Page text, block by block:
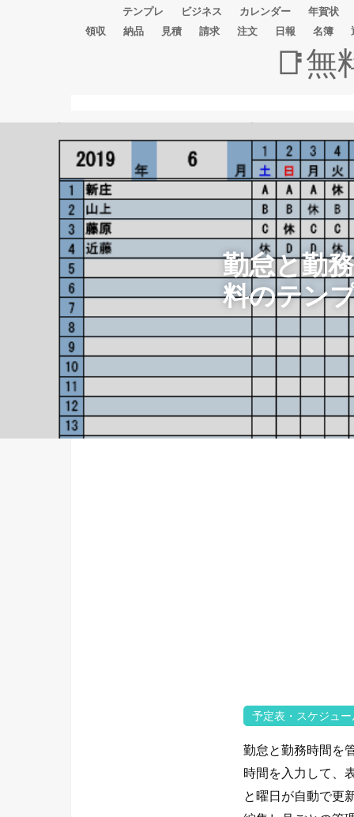
テンプレ ビジネス カレンダー
年賀状
領収
納品 見積 請求 注文 日報 名簿
📑無
勤怠と勤
料のテン
予定表・スケジュ
勤怠と勤務時間を
時間を入力して、
と曜日が自動で更